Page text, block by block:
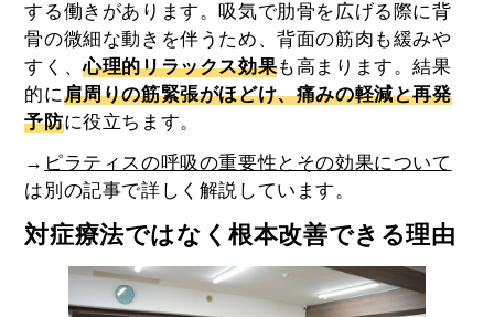
する働きがあります。吸気で肋骨を広げる際に背
骨の微細な動きを伴うため、背面の筋肉も緩みや
すく、心理的リラックス効果も高まります。結果
的に肩周りの筋緊張がほどけ、痛みの軽減と再発
予防に役立ちます。
→ ピラティスの呼吸の重要性とその効果について
は別の記事で詳しく解説しています。
対症療法ではなく根本改善できる理由